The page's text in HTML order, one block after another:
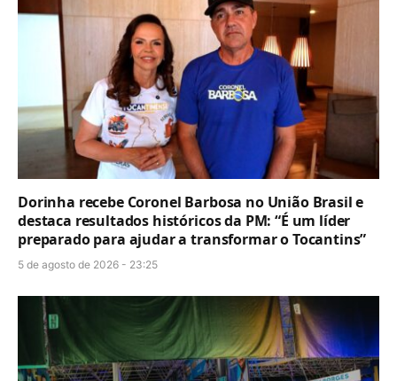
Dorinha recebe Coronel Barbosa no União Brasil e
destaca resultados históricos da PM: “É um líder
preparado para ajudar a transformar o Tocantins”
5 de agosto de 2026 - 23:25